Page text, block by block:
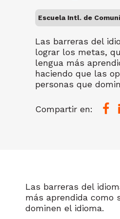
Escuela Intl. de
Las barreras del
lograr los metas,
lengua más
haciendo que las
personas que
Compartir en:
Las barreras del
más aprendida como
dominen el idioma.